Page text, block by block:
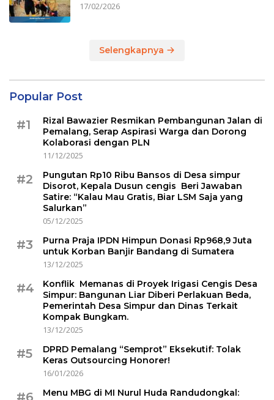
17/02/2026
Selengkapnya
Popular Post
#1
Rizal Bawazier Resmikan Pembangunan Jalan di
Pemalang, Serap Aspirasi Warga dan Dorong
Kolaborasi dengan PLN
11/12/2025
#2
Pungutan Rp10 Ribu Bansos di Desa simpur
Disorot, Kepala Dusun cengis Beri Jawaban
Satire: “Kalau Mau Gratis, Biar LSM Saja yang
Salurkan”
05/12/2025
#3
Purna Praja IPDN Himpun Donasi Rp968,9 Juta
untuk Korban Banjir Bandang di Sumatera
13/12/2025
#4
Konflik Memanas di Proyek Irigasi Cengis Desa
Simpur: Bangunan Liar Diberi Perlakuan Beda,
Pemerintah Desa Simpur dan Dinas Terkait
Kompak Bungkam.
13/12/2025
#5
DPRD Pemalang “Semprot” Eksekutif: Tolak
Keras Outsourcing Honorer!
16/01/2026
#6
Menu MBG di MI Nurul Huda Randudongkal: